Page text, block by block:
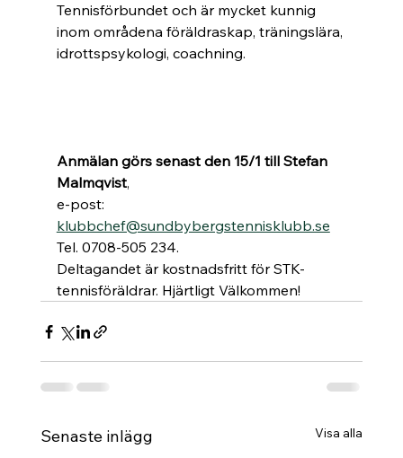
Tennisförbundet och är mycket kunnig
inom områdena föräldraskap, träningslära,
idrottspsykologi, coachning.
Anmälan görs senast den 15/1 till Stefan
Malmqvist,
e-post:
klubbchef@sundbybergstennisklubb.se
Tel. 0708-505 234.
Deltagandet är kostnadsfritt för STK-
tennisföräldrar. Hjärtligt Välkommen!
Senaste inlägg Visa alla